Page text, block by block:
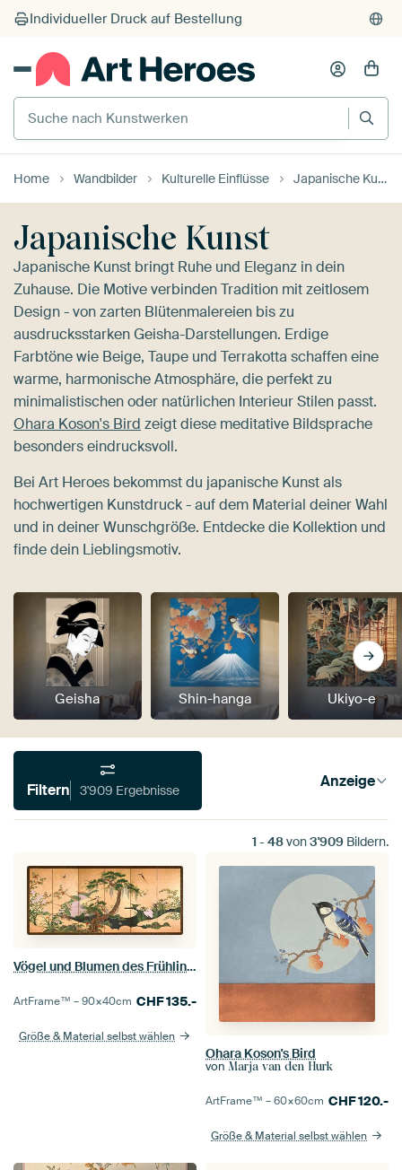
Suche nach Kunstwerken
Home Wandbilder Kulturelle Einflüsse Japanische Kunst
Japanische Kunst
Japanische Kunst bringt Ruhe und Eleganz in dein
Zuhause. Die Motive verbinden Tradition mit zeitlosem
Design - von zarten Blütenmalereien bis zu
ausdrucksstarken Geisha-Darstellungen. Erdige
Farbtöne wie Beige, Taupe und Terrakotta schaffen eine
warme, harmonische Atmosphäre, die perfekt zu
minimalistischen oder natürlichen Interieur Stilen passt.
Ohara Koson's Bird zeigt diese meditative Bildsprache
besonders eindrucksvoll.
Bei Art Heroes bekommst du japanische Kunst als
hochwertigen Kunstdruck - auf dem Material deiner Wahl
und in deiner Wunschgröße. Entdecke die Kollektion und
finde dein Lieblingsmotiv.
Geisha Shin-hanga Ukiyo-e
Filtern 3'909 Ergebnisse Anzeige
1 - 48von3'909 Bildern.
Vögel und Blumen des Frühlings und Sommers, Kanō Einō
ArtFrame™ –90×40cm CHF135.-
Größe & Material selbst wählen
Ohara Koson's Bird
von Marja van den Hurk
ArtFrame™ –60×60cm CHF120.-
Größe & Material selbst wählen